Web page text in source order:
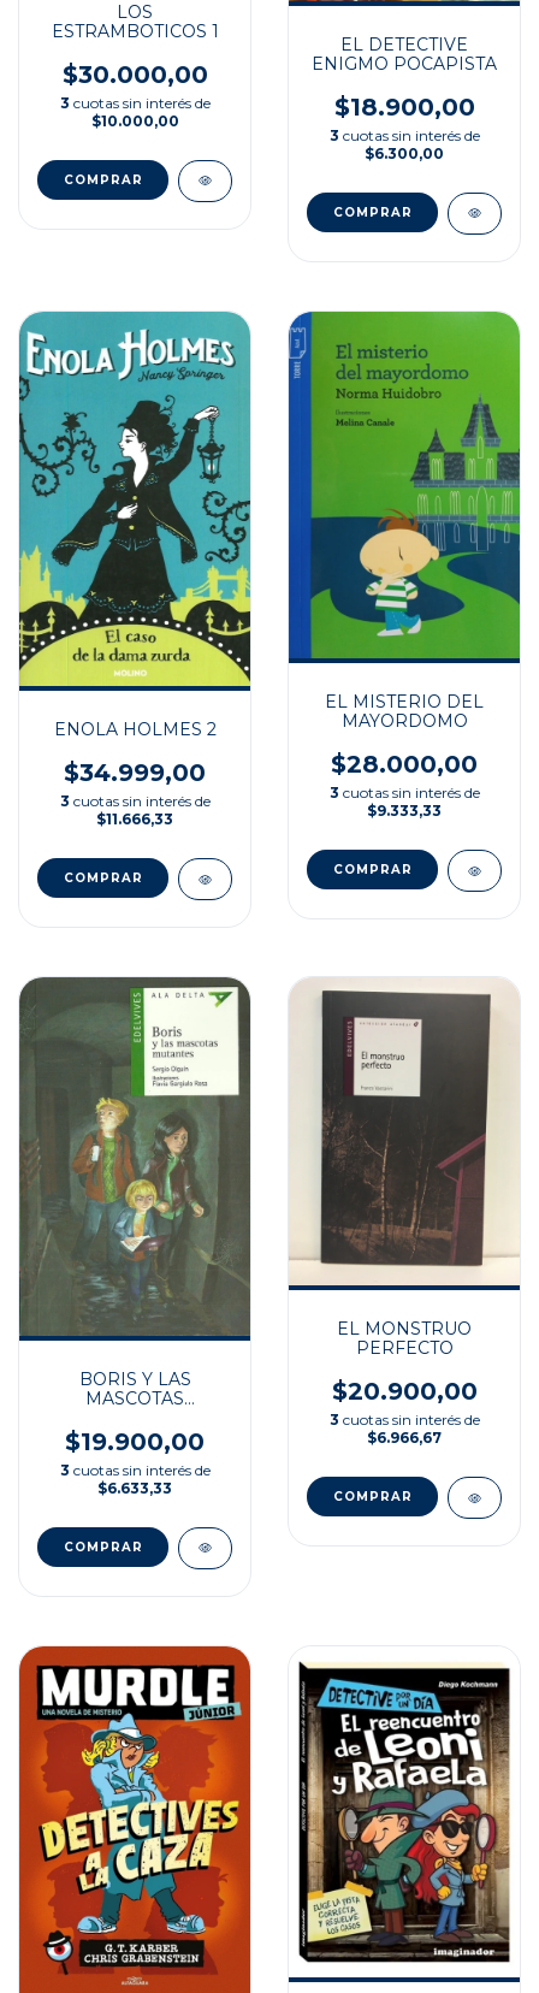
LOS
ESTRAMBOTICOS 1
$30.000,00
3 cuotas sin interés de
$10.000,00
EL DETECTIVE
ENIGMO POCAPISTA
$18.900,00
3 cuotas sin interés de
$6.300,00
ENOLA HOLMES 2
$34.999,00
3 cuotas sin interés de
$11.666,33
EL MISTERIO DEL
MAYORDOMO
$28.000,00
3 cuotas sin interés de
$9.333,33
BORIS Y LAS
MASCOTAS
$19.900,00
3 cuotas sin interés de
$6.633,33
EL MONSTRUO
PERFECTO
$20.900,00
3 cuotas sin interés de
$6.966,67